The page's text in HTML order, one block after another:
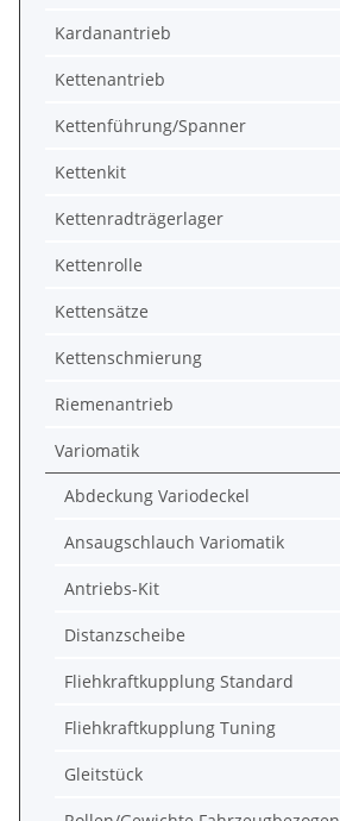
Kardanantrieb
Kettenantrieb
Kettenführung/Spanner
Kettenkit
Kettenradträgerlager
Kettenrolle
Kettensätze
Kettenschmierung
Riemenantrieb
Variomatik
Abdeckung Variodeckel
Ansaugschlauch Variomatik
Antriebs-Kit
Distanzscheibe
Fliehkraftkupplung Standard
Fliehkraftkupplung Tuning
Gleitstück